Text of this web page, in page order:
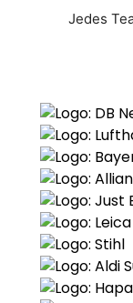
Jedes